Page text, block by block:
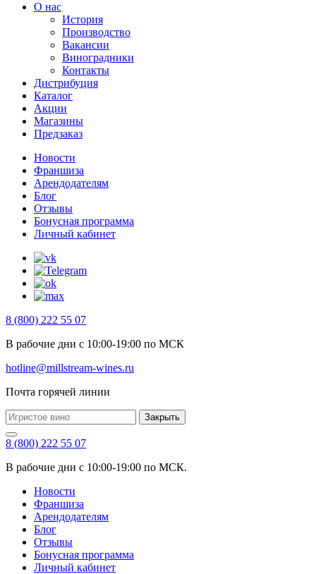
О нас
История
Производство
Вакансии
Виноградники
Контакты
Дистрибуция
Каталог
Акции
Магазины
Предзаказ
Новости
Франшиза
Арендодателям
Блог
Отзывы
Бонусная программа
Личный кабинет
8 (800) 222 55 07
В рабочие дни с 10:00-19:00 по МСК
hotline@millstream-wines.ru
Почта горячей линии
Закрыть
8 (800) 222 55 07
В рабочие дни с 10:00-19:00 по МСК.
Новости
Франшиза
Арендодателям
Блог
Отзывы
Бонусная программа
Личный кабинет